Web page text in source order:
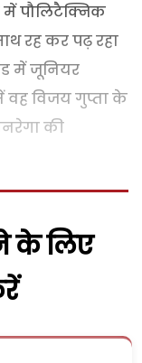
में पौलिटैक्निक
रह कर पढ़ रहा
में जूनियर
वह विजय गुप्ता के
की
के लिए